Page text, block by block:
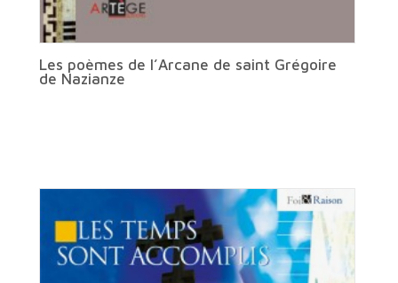
Les poèmes de l’Arcane de saint Grégoire
de Nazianze